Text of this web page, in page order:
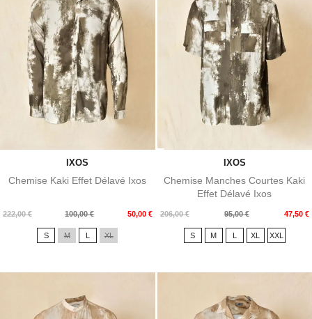
IXOS
Chemise Kaki Effet Délavé Ixos
222,00 €
Prix
100,00 € 50,00 €
Prix
S M L XL
IXOS
Chemise Manches Courtes Kaki
Effet Délavé Ixos
206,00 €
Prix
95,00 € 47,50 €
Prix
S M L XL XXL